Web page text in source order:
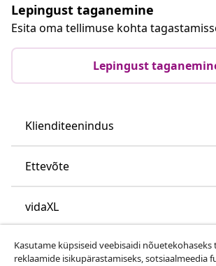
Lepingust taganemine
Esita oma tellimuse kohta
Lepingust
Klienditeenindus
Ettevõte
vidaXL
Vaata rohkem
Kasutame küpsiseid veebisaidi nõuetekohaseks
reklaamide isikupärastamiseks, sotsiaalmeedia